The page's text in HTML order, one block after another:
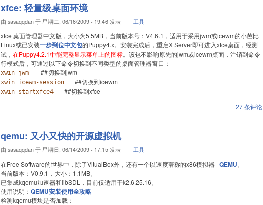
xfce: 轻量级桌面环境
由 sasaqqdan 于 星期二, 06/16/2009 - 19:46 发表 工具
xfce 桌面管理器中文版，大小为5.5MB，当前版本号：V4.6.1，适用于采用jwm或icewm的小芭比
Linux或已安装一步到位中文包的Puppy4.x。安装完成后，重启X Server即可进入xfce桌面，经测
试， 在Puppy4.2.1中能完整显示菜单上的图标。该包不影响原先的jwm或icewm桌面，注销到命令
行模式后，可通过以下命令切换到不同类型的桌面管理器窗口：
xwin jwm##切换到jwm
xwin icewm-session##切换到icewm
xwin startxfce4##切换到xfce
27 条评论
qemu: 又小又快的开源虚拟机
由 sasaqqdan 于 星期日, 06/14/2009 - 17:15 发表 工具
在Free Software的世界中，除了VitualBox外，还有一个以速度著称的x86模拟器─QEMU。
当前版本：V0.9.1，大小：1.1MB。
已集成kqemu加速器和libSDL，目前仅适用于k2.6.25.16。
使用说明： QEMU安装使用全攻略
检测kqemu模块是否加载：